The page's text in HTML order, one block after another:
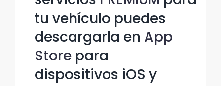
tu vehículo puedes
descargarla en App
Store para
dispositivos iOS y